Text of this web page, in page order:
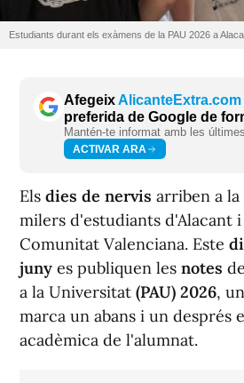
Estudiants durant els exàmens de la PAU 2026 a
AfegeixAlicanteExtra.com
preferida de Google de
Mantén-te informat amb les
ACTIVAR ARA
Els dies de nervis arriben a
milers d'estudiants d'Alacant
Comunitat Valenciana. Este
juny es publiquen les notes
a la Universitat (PAU) 2026,
marca un abans i un després
acadèmica de l'alumnat.